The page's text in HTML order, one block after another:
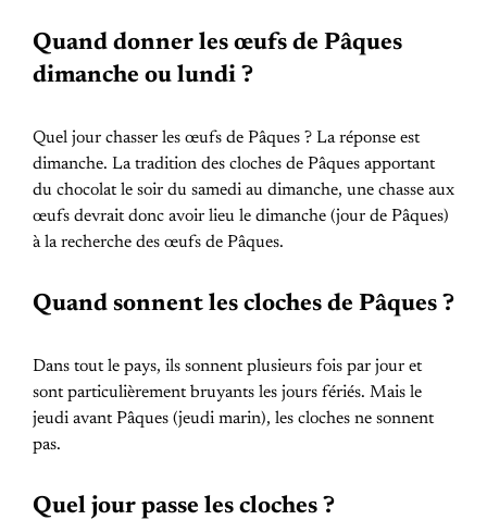
Quand donner les œufs de Pâques
dimanche ou lundi ?
Quel jour chasser les œufs de Pâques ? La réponse est
dimanche. La tradition des cloches de Pâques apportant
du chocolat le soir du samedi au dimanche, une chasse aux
œufs devrait donc avoir lieu le dimanche (jour de Pâques)
à la recherche des œufs de Pâques.
Quand sonnent les cloches de Pâques ?
Dans tout le pays, ils sonnent plusieurs fois par jour et
sont particulièrement bruyants les jours fériés. Mais le
jeudi avant Pâques (jeudi marin), les cloches ne sonnent
pas.
Quel jour passe les cloches ?